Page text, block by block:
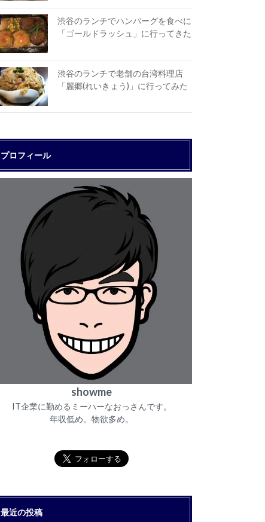
渋谷のランチでハンバーグを食べに
「ゴールドラッシュ」に行ってきた
渋谷のランチで老舗の台湾料理店
「麗郷(れいきょう)」に行ってみた
プロフィール
showme
IT企業に勤めるミーハーなおっさんです。
年収低め。物欲多め。
最近の投稿